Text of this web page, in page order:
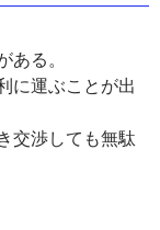
る。
に運ぶことが出
交渉しても無駄